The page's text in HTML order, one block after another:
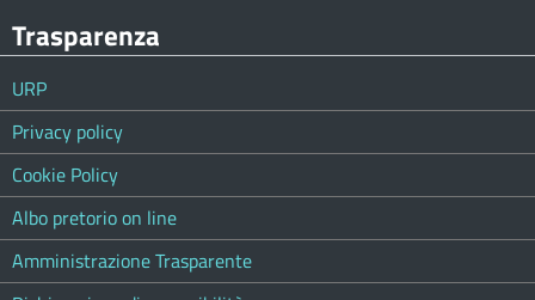
Trasparenza
URP
Privacy policy
Cookie Policy
Albo pretorio on line
Amministrazione Trasparente